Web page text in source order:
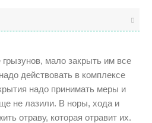
мало закрыть им все
действовать в комплексе
надо принимать меры и
не лазили. В норы, хода и
отраву, которая отравит их.